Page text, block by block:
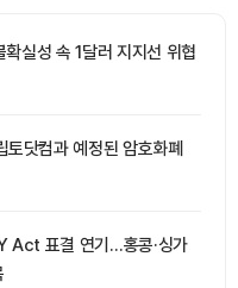
실성 속 1달러 지지선 위협
토닷컴과 예정된 암호화폐
Act 표결 연기…홍콩·싱가